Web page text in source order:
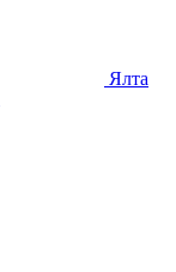
Ялта